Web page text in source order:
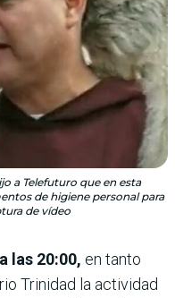
a Telefuturo que en esta
de higiene personal para
de vídeo
las 20:00, en tanto
Trinidad la actividad